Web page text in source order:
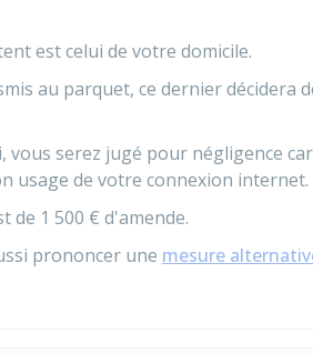
est celui de votre domicile.
au parquet, ce dernier décidera
vous serez jugé pour négligence
usage de votre connexion internet.
de 1 500 € d'amende.
prononcer une mesure